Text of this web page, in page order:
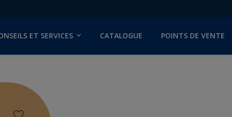
ET SERVICES CATALOGUE POINTS DE VENTE